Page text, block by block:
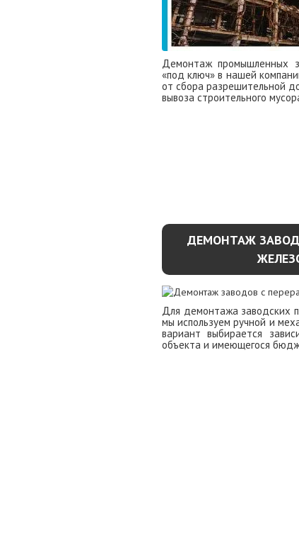
Демонтаж промышленных
«под ключ» в нашей
от сбора разрешительной
вывоза строительного
ДЕМОНТАЖ
Для демонтажа заводских
мы используем ручной и
вариант выбирается
объекта и имеющегося